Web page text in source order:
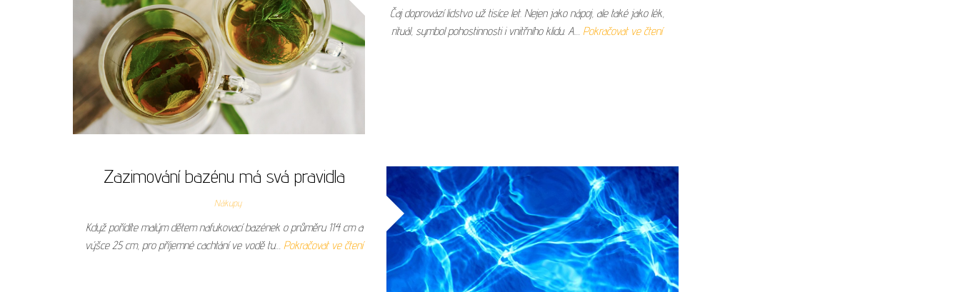
Čaj doprovází lidstvo už tisíce let. Nejen jako nápoj, ale také jako lék,
rituál, symbol pohostinnosti i vnitřního klidu. A…Pokračovat ve čtení
Zazimování bazénu má svá pravidla
Nákupy
Když pořídíte malým dětem nafukovací bazének o průměru 114 cm a
výšce 25 cm, pro příjemné cachtání ve vodě tu…Pokračovat ve čtení